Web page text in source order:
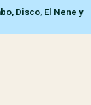
Disco, El Nene y